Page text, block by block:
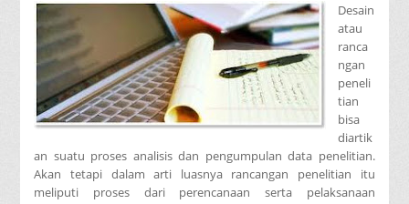
Desain
atau
ranca
ngan
peneli
tian
bisa
diartik
an suatu proses analisis dan pengumpulan data penelitian.
Akan tetapi dalam arti luasnya rancangan penelitian itu
meliputi proses dari perencanaan serta pelaksanaan